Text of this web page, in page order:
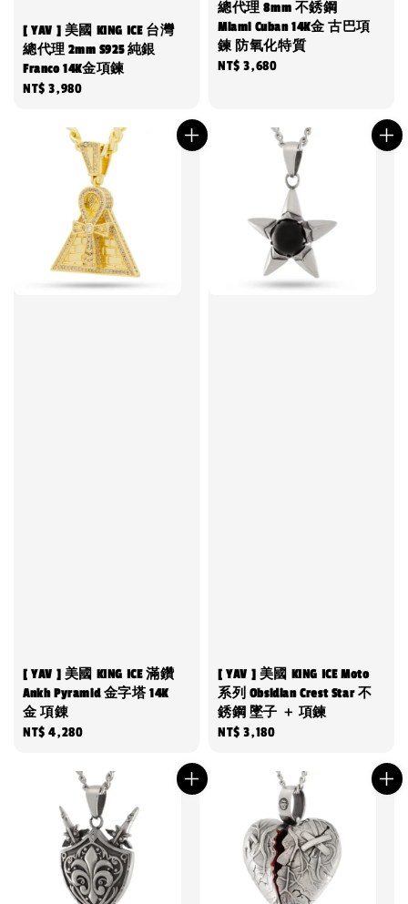
[ YAV ] 美國 KING ICE 台灣
總代理 2mm S925 純銀
Franco 14K金項鍊
Regular
NT$ 3,980
總代理 8mm 不銹鋼
Miami Cuban 14K金 古巴項
鍊 防氧化特質
Regular
NT$ 3,680
[ YAV ] 美國 KING ICE 滿鑽
Ankh Pyramid 金字塔 14K
金 項錬
Regular
NT$ 4,280
[ YAV ] 美國 KING ICE Moto
系列 Obsidian Crest Star 不
銹鋼 墜子 ＋ 項鍊
Regular
NT$ 3,180